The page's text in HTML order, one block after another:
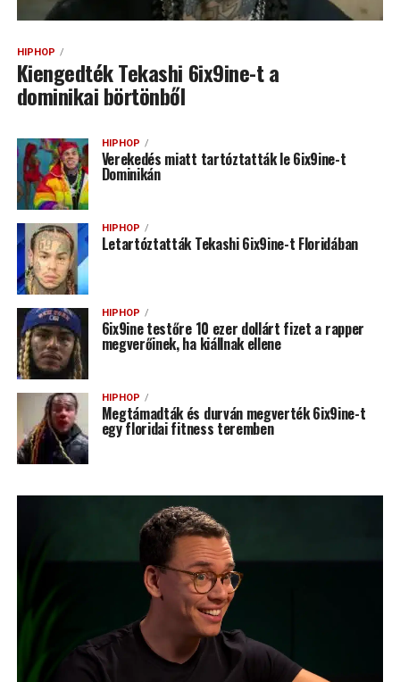
HIPHOP
Kiengedték Tekashi 6ix9ine-t a
dominikai börtönből
HIPHOP
Verekedés miatt tartóztatták le 6ix9ine-t
Dominikán
HIPHOP
Letartóztatták Tekashi 6ix9ine-t Floridában
HIPHOP
6ix9ine testőre 10 ezer dollárt fizet a rapper
megverőinek, ha kiállnak ellene
HIPHOP
Megtámadták és durván megverték 6ix9ine-t
egy floridai fitness teremben